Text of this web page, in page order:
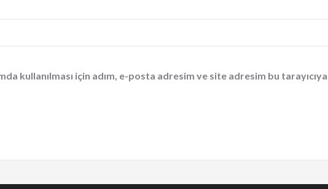
kullanılması için adım, e-posta adresim ve site adresim bu tarayıcıya